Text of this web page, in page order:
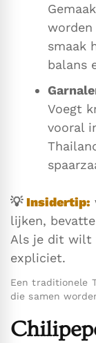
smaak
balans
Voegt
vooral
💡Insidertip:
lijken,
Als je dit wilt
expliciet.
Een traditionele
die samen